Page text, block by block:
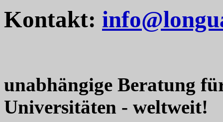
Kontakt:
unabhängige Beratung
Universitäten - weltweit!